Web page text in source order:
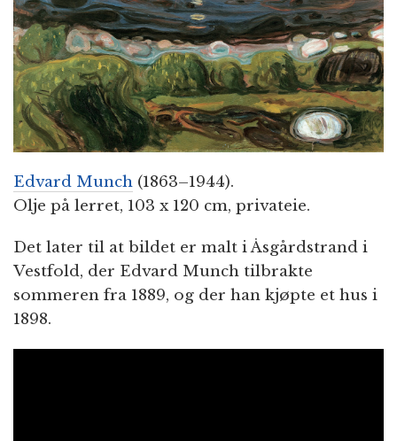
Edvard Munch (1863–1944).
Olje på lerret, 103 x 120 cm, privateie.
Det later til at bildet er malt i Åsgårdstrand i
Vestfold, der Edvard Munch tilbrakte
sommeren fra 1889, og der han kjøpte et hus i
1898.